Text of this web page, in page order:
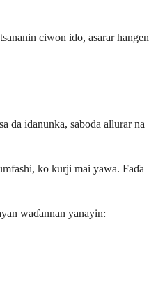
ciwon ido, asarar hangen
da idanunka, saboda allurar na
ko kurji mai yawa. Faɗa
waɗannan yanayin: